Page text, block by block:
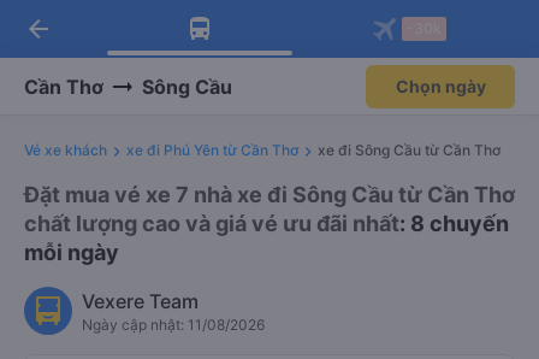
Tải app Vexere ngay!
Nhận ưu đãi thành viên độc
Mở app
Tải app Vexere
-30k/ghế khi đặt vé máy bay qua
Mở app
arrow_back
Cần Thơ Sông Cầu Chọn ngày
Vé xe khách xe đi Phú Yên từ Cần Thơ xe đi Sông Cầu từ Cần Thơ
Đặt mua vé xe 7 nhà xe đi Sông Cầu từ Cần Thơ
chất lượng cao và giá vé ưu đãi nhất: 8 chuyến
mỗi ngày
Vexere Team
Ngày cập nhật: 11/08/2026